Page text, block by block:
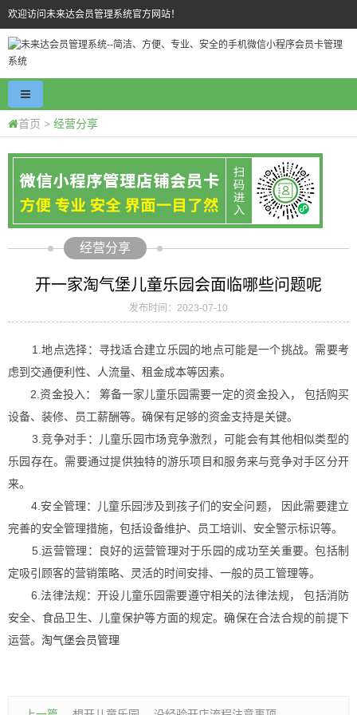
欢迎访问未来达会员管理系统官方网站！
首页 > 经营分享
经营分享
开一家淘气堡儿童乐园会面临哪些问题呢
发布时间：2023-07-10
1.地点选择：寻找适合建立乐园的地点可能是一个挑战。需要考
虑到交通便利性、人流量、租金成本等因素。
2.资金投入： 筹备一家儿童乐园需要一定的资金投入， 包括购买
设备、装修、员工薪酬等。确保有足够的资金支持是关键。
3.竞争对手：儿童乐园市场竞争激烈，可能会有其他相似类型的
乐园存在。需要通过提供独特的游乐项目和服务来与竞争对手区分开
来。
4.安全管理：儿童乐园涉及到孩子们的安全问题， 因此需要建立
完善的安全管理措施，包括设备维护、员工培训、安全警示标识等。
5.运营管理：良好的运营管理对于乐园的成功至关重要。包括制
定吸引顾客的营销策略、灵活的时间安排、一般的员工管理等。
6.法律法规：开设儿童乐园需要遵守相关的法律法规， 包括消防
安全、食品卫生、儿童保护等方面的规定。确保在合法合规的前提下
运营。 淘气堡会员管理